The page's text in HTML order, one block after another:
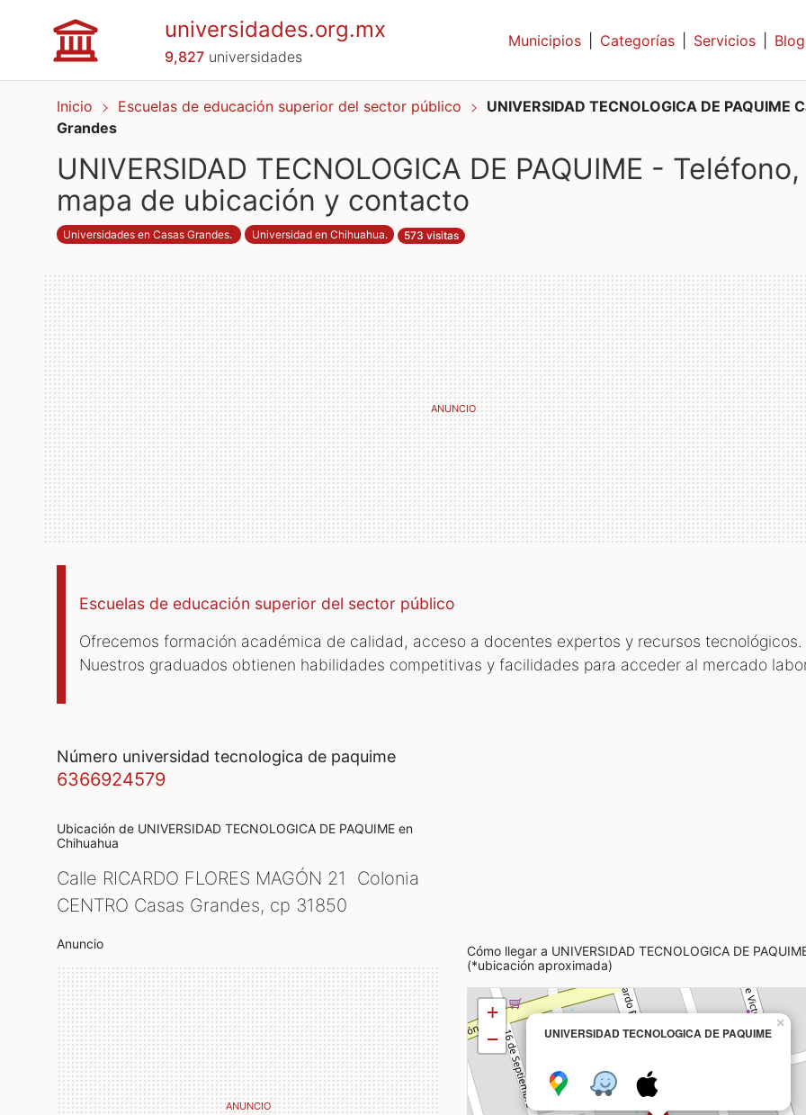
universidades.org.mx
9,827universidades
Municipios Categorías Servicios Blog
Inicio Escuelas de educación superior del sector público
UNIVERSIDAD TECNOLOGICA DE PAQUIME
Grandes
UNIVERSIDAD TECNOLOGICA DE PAQUIME - Teléfono,
mapa de ubicación y contacto
Universidades en Casas Grandes. Universidad en Chihuahua. 573 visitas
Escuelas de educación superior del sector público
Ofrecemos formación académica de calidad, acceso a docentes expertos y recursos tecnológicos.
Nuestros graduados obtienen habilidades competitivas y facilidades para acceder al mercado
número universidad tecnologica de paquime
6366924579
Ubicación de UNIVERSIDAD TECNOLOGICA DE PAQUIME en
Chihuahua
Calle RICARDO FLORES MAGÓN 21 Colonia
CENTRO Casas Grandes, cp 31850
Anuncio
Cómo llegar a UNIVERSIDAD TECNOLOGICA DE
(*ubicación aproximada)
UNIVERSIDAD TECNOLOGICA DE PAQUIME
×
+
−